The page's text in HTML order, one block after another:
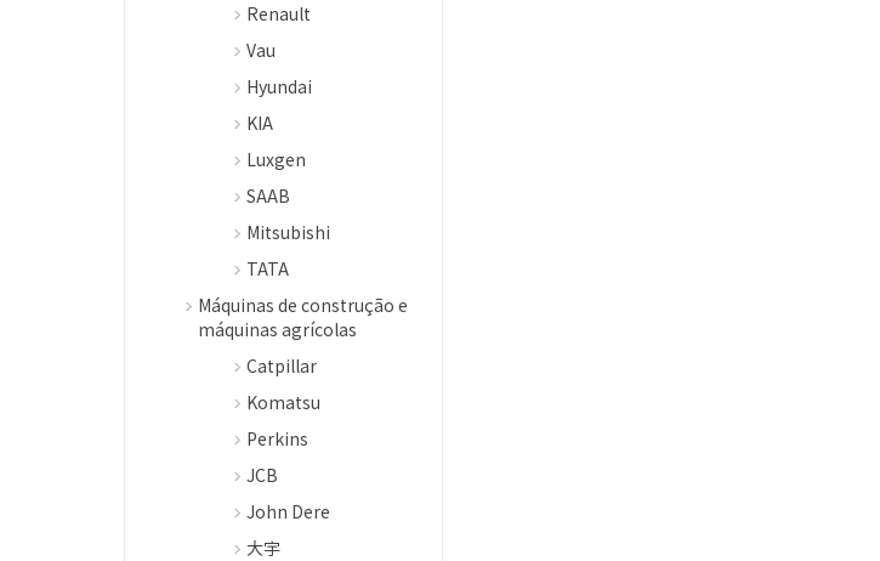
Renault
Vau
Hyundai
KIA
Luxgen
SAAB
Mitsubishi
TATA
Máquinas de construção e
máquinas agrícolas
Catpillar
Komatsu
Perkins
JCB
John Dere
大宇